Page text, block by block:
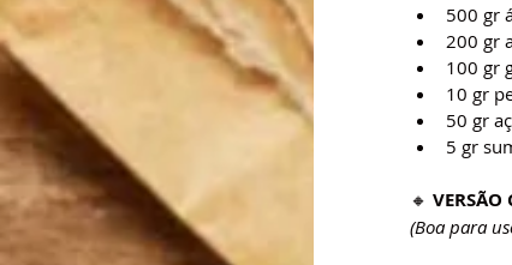
500 gr
200 gr
100 gr
10 gr
50 gr
5 gr
🔸
(Boa para